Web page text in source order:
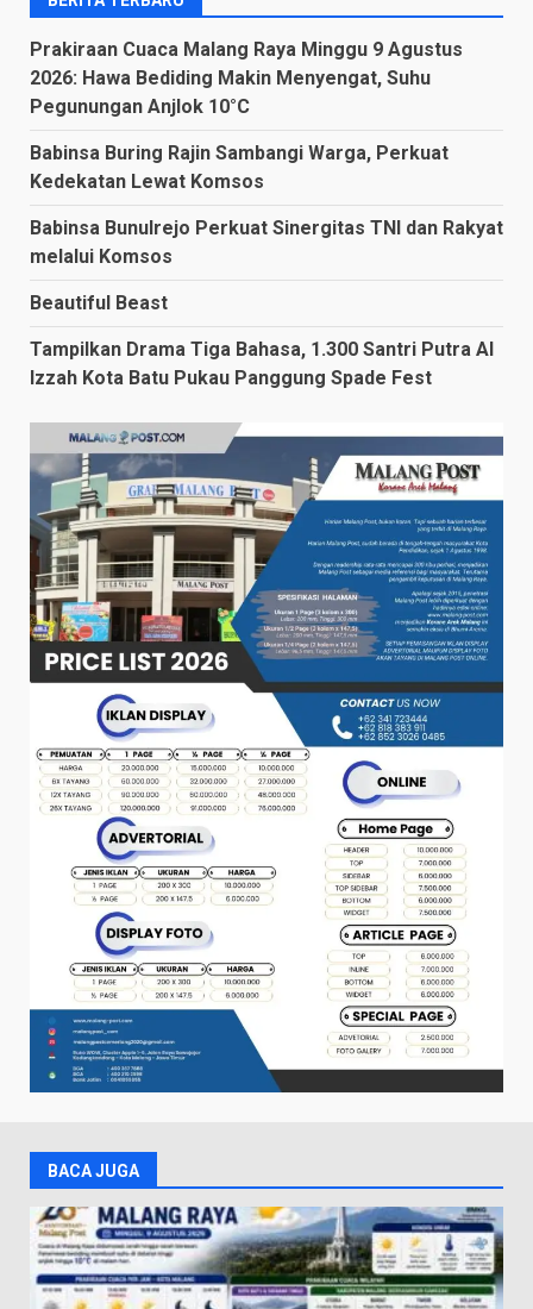
Prakiraan Cuaca Malang Raya Minggu 9 Agustus
2026: Hawa Bediding Makin Menyengat, Suhu
Pegunungan Anjlok 10°C
Babinsa Buring Rajin Sambangi Warga, Perkuat
Kedekatan Lewat Komsos
Babinsa Bunulrejo Perkuat Sinergitas TNI dan Rakyat
melalui Komsos
Beautiful Beast
Tampilkan Drama Tiga Bahasa, 1.300 Santri Putra Al
Izzah Kota Batu Pukau Panggung Spade Fest
BACA JUGA